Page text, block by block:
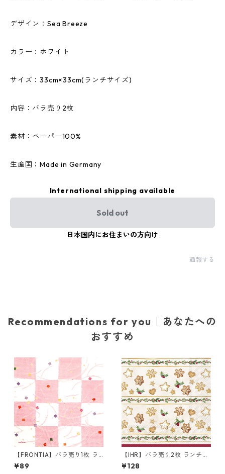
デザイン：Sea Breeze
カラー：ホワイト
サイズ：33cm×33cm(ランチサイズ)
内容：バラ売り2枚
素材：ペーパー100%
生産国：Made in Germany
International shipping available
Sold out
日本国内にお住まいの方向け
通報する
Recommendations for you｜あなたへの
おすすめ
【FRONTIA】バラ売り1枚 ラ
ンチサイズ ペーパーナプキン
市松 ホワイト×ピンク
¥89
【IHR】バラ売り2枚 ランチサ
イズ ペーパーナプキン COOK
IE GARLAND クリーム
¥128